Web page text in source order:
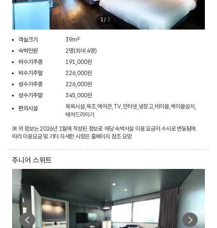
1/ 3
객실크기
39m²
숙박인원
2명(최대 4명)
비수기주중
191,000원
비수기주말
226,000원
성수기주중
226,000원
성수기주말
345,000원
편의시설
목욕시설,욕조,에어콘,TV,인터넷,냉장고,테이블,케이블설치,
헤어드라이기
※ 위 정보는 2026년 1월에 작성된 정보로 해당 숙박시설 이용 요금이 수시로 변동됨에
따라 이용요금 및 기타 자세한 사항은 홈페이지 참조 요망
주니어 스위트